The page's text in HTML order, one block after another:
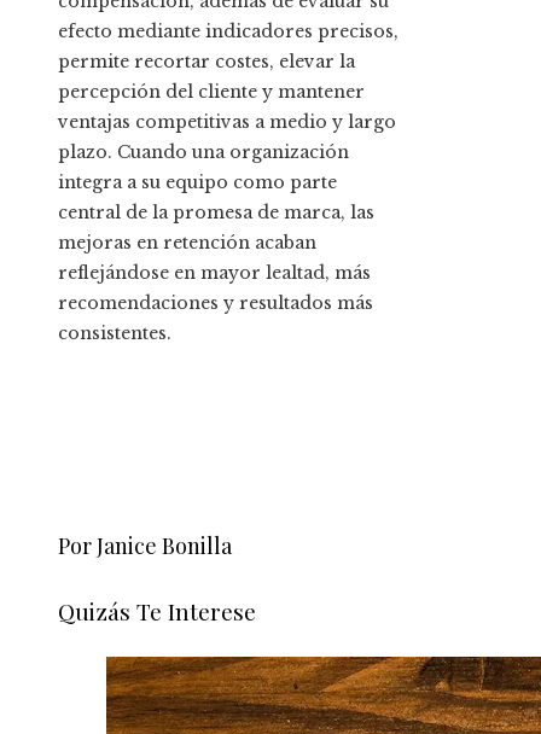
efecto mediante indicadores precisos,
permite recortar costes, elevar la
percepción del cliente y mantener
ventajas competitivas a medio y largo
plazo. Cuando una organización
integra a su equipo como parte
central de la promesa de marca, las
mejoras en retención acaban
reflejándose en mayor lealtad, más
recomendaciones y resultados más
consistentes.
Por Janice Bonilla
Quizás Te Interese